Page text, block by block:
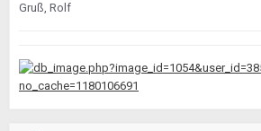
Gruß, Rolf